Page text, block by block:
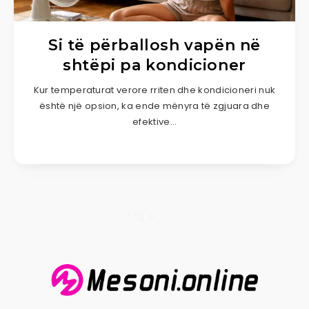
Si të përballosh vapën në
shtëpi pa kondicioner
Kur temperaturat verore rriten dhe kondicioneri nuk
është një opsion, ka ende mënyra të zgjuara dhe
efektive…